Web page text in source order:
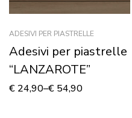
ADESIVI PER PIASTRELLE
Adesivi per piastrelle
“LANZAROTE”
€ 24,90–€ 54,90